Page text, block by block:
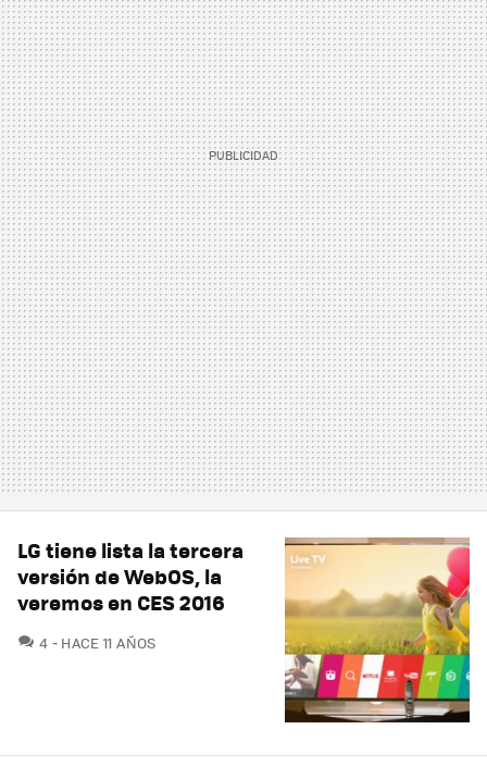
LG tiene lista la tercera
versión de WebOS, la
veremos en CES 2016
4 COMENTARIOS
HACE 11 AÑOS